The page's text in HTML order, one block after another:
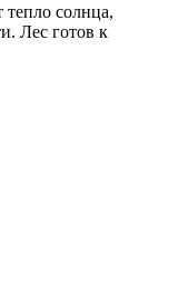
тепло солнца,
Лес готов к